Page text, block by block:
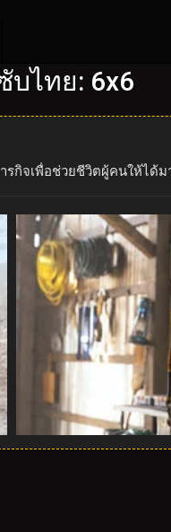
บไทย: 6x6
กิจเพื่อช่วยชีวิตผู้คนให้ได้